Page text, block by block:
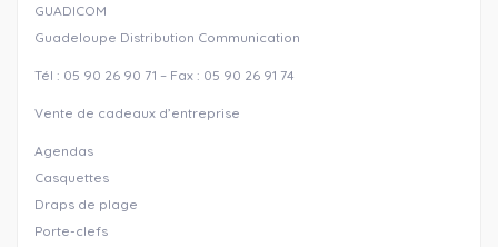
GUADICOM
Guadeloupe Distribution Communication
Tél : 05 90 26 90 71 – Fax : 05 90 26 91 74
Vente de cadeaux d’entreprise
Agendas
Casquettes
Draps de plage
Porte-clefs